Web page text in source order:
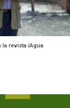
la revista iAgua